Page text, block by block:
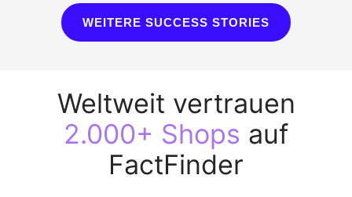
Weltweit vertrauen
2.000+ Shops auf
FactFinder